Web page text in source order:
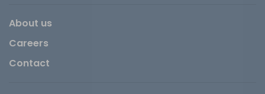
About us
Careers
Contact